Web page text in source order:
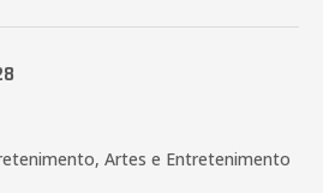
Artes e Entretenimento